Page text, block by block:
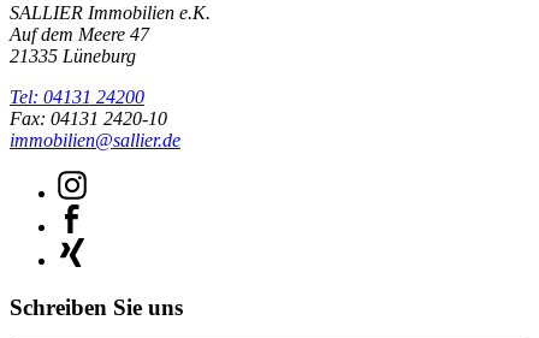
SALLIER Immobilien e.K.
Auf dem Meere 47
21335 Lüneburg
Tel: 04131 24200
Fax: 04131 2420-10
immobilien@sallier.de
Schreiben Sie uns